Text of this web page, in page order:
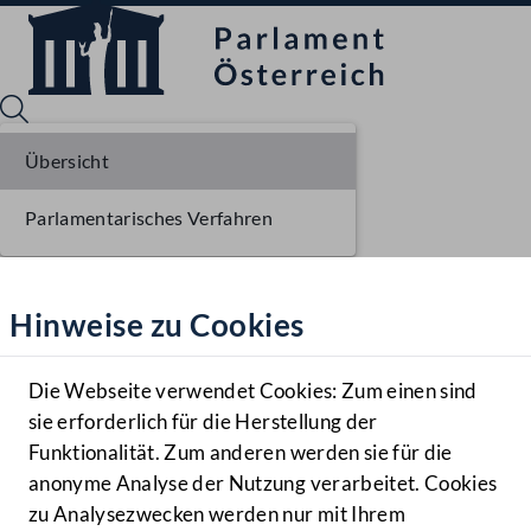
Hilfe
Benutzer
Navigationsmenü öffnen
MENÜ
Hinweise zu Cookies
Die Webseite verwendet Cookies: Zum einen sind
sie erforderlich für die Herstellung der
Funktionalität. Zum anderen werden sie für die
anonyme Analyse der Nutzung verarbeitet. Cookies
zu Analysezwecken werden nur mit Ihrem
Übersicht
Parlamentarisches Verfahren